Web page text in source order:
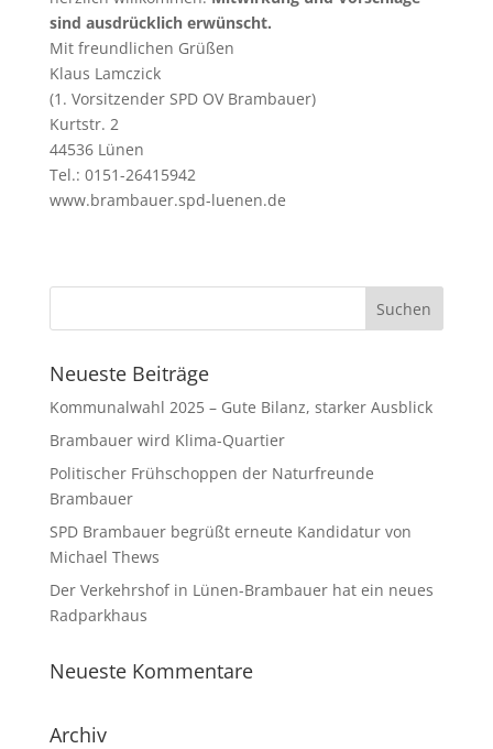
sind ausdrücklich erwünscht.
Mit freundlichen Grüßen
Klaus Lamczick
(1. Vorsitzender SPD OV Brambauer)
Kurtstr. 2
44536 Lünen
Tel.: 0151-26415942
www.brambauer.spd-luenen.de
Neueste Beiträge
Kommunalwahl 2025 – Gute Bilanz, starker Ausblick
Brambauer wird Klima-Quartier
Politischer Frühschoppen der Naturfreunde
Brambauer
SPD Brambauer begrüßt erneute Kandidatur von
Michael Thews
Der Verkehrshof in Lünen-Brambauer hat ein neues
Radparkhaus
Neueste Kommentare
Archiv